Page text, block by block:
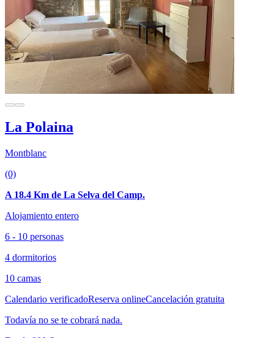
La Polaina
Montblanc
(0)
A 18.4 Km de La Selva del Camp.
Alojamiento entero
6 - 10 personas
4 dormitorios
10 camas
Calendario verificadoReserva onlineCancelación gratuita
Todavía no se te cobrará nada.